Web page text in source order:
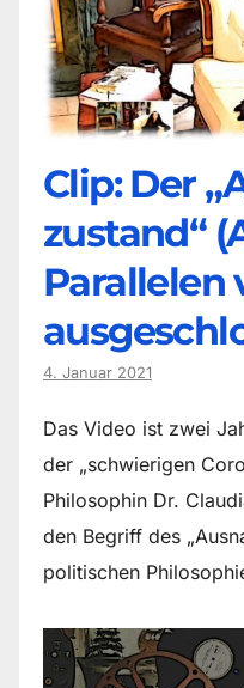
Clip: Der
zustand“
Parallelen
4. Januar 2021
Das Video ist zwei
der „schwierigen
Philosophin Dr.
den Begriff des
politischen